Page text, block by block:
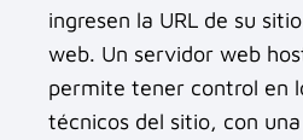
ingresen la URL de su
web. Un servidor web
permite tener control en
técnicos del sitio, con